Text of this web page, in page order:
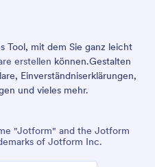
Tool, mit dem Sie ganz leicht
erstellen können.Gestalten
Einverständniserklärungen,
und vieles mehr.
"Jotform" and the Jotform
of Jotform Inc.